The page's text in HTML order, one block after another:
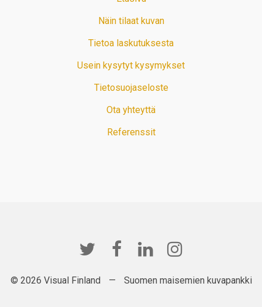
Näin tilaat kuvan
Tietoa laskutuksesta
Usein kysytyt kysymykset
Tietosuojaseloste
Ota yhteyttä
Referenssit
© 2026 Visual Finland — Suomen maisemien kuvapankki